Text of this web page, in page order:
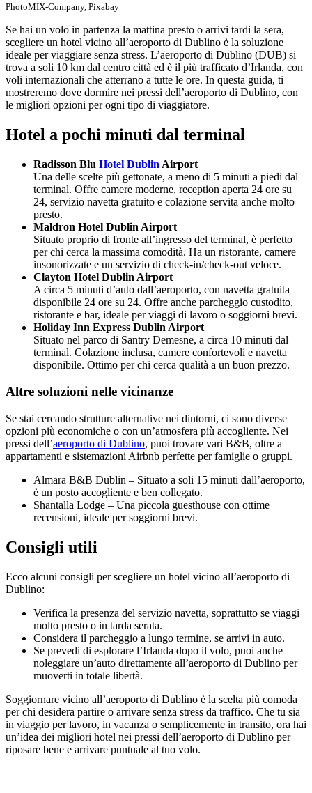
PhotoMIX-Company, Pixabay
Se hai un volo in partenza la mattina presto o arrivi tardi la sera,
scegliere un hotel vicino all’aeroporto di Dublino è la soluzione
ideale per viaggiare senza stress. L’aeroporto di Dublino (DUB) si
trova a soli 10 km dal centro città ed è il più trafficato d’Irlanda, con
voli internazionali che atterrano a tutte le ore. In questa guida, ti
mostreremo dove dormire nei pressi dell’aeroporto di Dublino, con
le migliori opzioni per ogni tipo di viaggiatore.
Hotel a pochi minuti dal terminal
Radisson Blu Hotel Dublin Airport
Una delle scelte più gettonate, a meno di 5 minuti a piedi dal
terminal. Offre camere moderne, reception aperta 24 ore su
24, servizio navetta gratuito e colazione servita anche molto
presto.
Maldron Hotel Dublin Airport
Situato proprio di fronte all’ingresso del terminal, è perfetto
per chi cerca la massima comodità. Ha un ristorante, camere
insonorizzate e un servizio di check-in/check-out veloce.
Clayton Hotel Dublin Airport
A circa 5 minuti d’auto dall’aeroporto, con navetta gratuita
disponibile 24 ore su 24. Offre anche parcheggio custodito,
ristorante e bar, ideale per viaggi di lavoro o soggiorni brevi.
Holiday Inn Express Dublin Airport
Situato nel parco di Santry Demesne, a circa 10 minuti dal
terminal. Colazione inclusa, camere confortevoli e navetta
disponibile. Ottimo per chi cerca qualità a un buon prezzo.
Altre soluzioni nelle vicinanze
Se stai cercando strutture alternative nei dintorni, ci sono diverse
opzioni più economiche o con un’atmosfera più accogliente. Nei
pressi dell’aeroporto di Dublino, puoi trovare vari B&B, oltre a
appartamenti e sistemazioni Airbnb perfette per famiglie o gruppi.
Almara B&B Dublin – Situato a soli 15 minuti dall’aeroporto,
è un posto accogliente e ben collegato.
Shantalla Lodge – Una piccola guesthouse con ottime
recensioni, ideale per soggiorni brevi.
Consigli utili
Ecco alcuni consigli per scegliere un hotel vicino all’aeroporto di
Dublino:
Verifica la presenza del servizio navetta, soprattutto se viaggi
molto presto o in tarda serata.
Considera il parcheggio a lungo termine, se arrivi in auto.
Se prevedi di esplorare l’Irlanda dopo il volo, puoi anche
noleggiare un’auto direttamente all’aeroporto di Dublino per
muoverti in totale libertà.
Soggiornare vicino all’aeroporto di Dublino è la scelta più comoda
per chi desidera partire o arrivare senza stress da traffico. Che tu sia
in viaggio per lavoro, in vacanza o semplicemente in transito, ora hai
un’idea dei migliori hotel nei pressi dell’aeroporto di Dublino per
riposare bene e arrivare puntuale al tuo volo.